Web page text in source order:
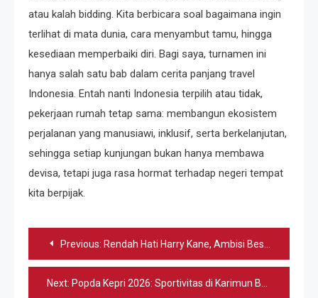
atau kalah bidding. Kita berbicara soal bagaimana ingin
terlihat di mata dunia, cara menyambut tamu, hingga
kesediaan memperbaiki diri. Bagi saya, turnamen ini
hanya salah satu bab dalam cerita panjang travel
Indonesia. Entah nanti Indonesia terpilih atau tidak,
pekerjaan rumah tetap sama: membangun ekosistem
perjalanan yang manusiawi, inklusif, serta berkelanjutan,
sehingga setiap kunjungan bukan hanya membawa
devisa, tetapi juga rasa hormat terhadap negeri tempat
kita berpijak.
Navigasi
pos
Previous: Rendah Hati Harry Kane, Ambisi Besar Piala Dunia 2026
Next: Popda Kepri 2026: Sportivitas di Karimun Berkobar